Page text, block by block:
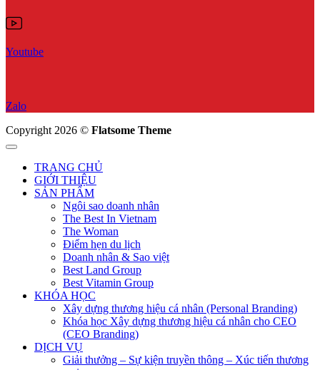
Youtube
Zalo
Copyright 2026 © Flatsome Theme
TRANG CHỦ
GIỚI THIỆU
SẢN PHẨM
Ngôi sao doanh nhân
The Best In Vietnam
The Woman
Điểm hẹn du lịch
Doanh nhân & Sao việt
Best Land Group
Best Vitamin Group
KHÓA HỌC
Xây dựng thương hiệu cá nhân (Personal Branding)
Khóa học Xây dựng thương hiệu cá nhân cho CEO
(CEO Branding)
DỊCH VỤ
Giải thưởng – Sự kiện truyền thông – Xúc tiến thương